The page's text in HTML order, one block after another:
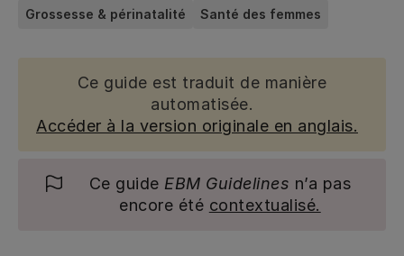
Grossesse & périnatalité
Santé des femmes
Ce guide est traduit de manière
automatisée.
Accéder à la version originale en anglais.
Ce guide EBM Guidelines n’a pas
encore été contextualisé.